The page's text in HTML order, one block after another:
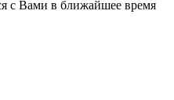
с Вами в ближайшее время